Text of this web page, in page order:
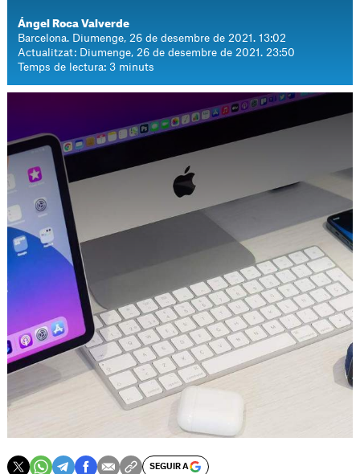
Ángel Roca Valverde
Barcelona. Diumenge, 26 de desembre de 2021. 13:02
Actualitzat: Diumenge, 26 de desembre de 2021. 23:50
Temps de lectura: 3 minuts
SEGUIR A